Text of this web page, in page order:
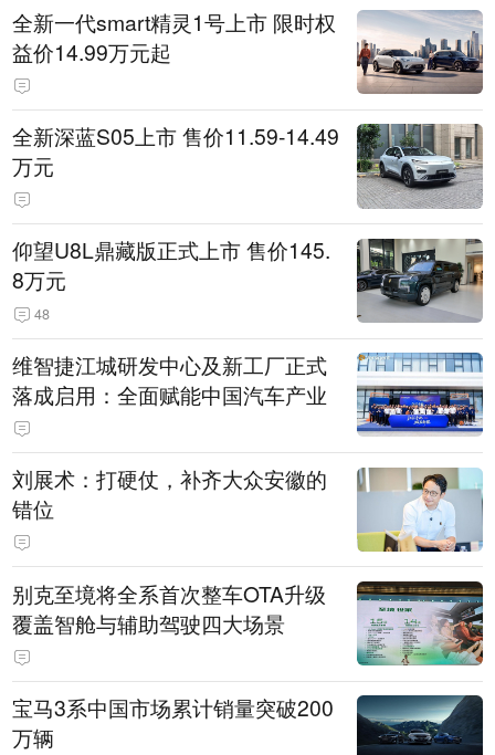
全新一代smart精灵1号上市 限时权
益价14.99万元起
全新深蓝S05上市 售价11.59-14.49
万元
仰望U8L鼎藏版正式上市 售价145.
8万元
48
维智捷江城研发中心及新工厂正式
落成启用：全面赋能中国汽车产业
刘展术：打硬仗，补齐大众安徽的
错位
别克至境将全系首次整车OTA升级
覆盖智舱与辅助驾驶四大场景
宝马3系中国市场累计销量突破200
万辆